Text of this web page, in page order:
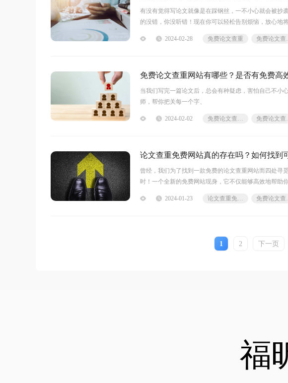
有没有觉得写论文就像是在踩钢丝，一不小心就会被
的没错，你没听错！现在你可以轻松告别烦恼，放心地
2024-02-28 免费论文查重 免
免费论文查重网站有哪些？是否有免费高
当我们写完一篇论文后，总会有种疑虑，害怕自己不小
师，帮你把关每一个字、
2024-02-02 免费论文查重网站有哪些 免
论文查重免费网站真的存在吗？如何找到
曾经，我们为了找到一款免费的论文查重网站而四处寻
时！一个全新的免费网站现身，它不仅能够高效地帮助
2024-01-23 论文查重免费网站 免
1 2 下一页
福